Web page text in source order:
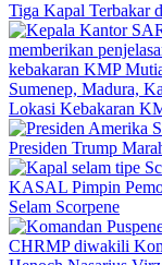
Tiga Kapal Terbakar
Lokasi Kebakaran
Presiden Trump
KASAL Pimpin
Selam Scorpene